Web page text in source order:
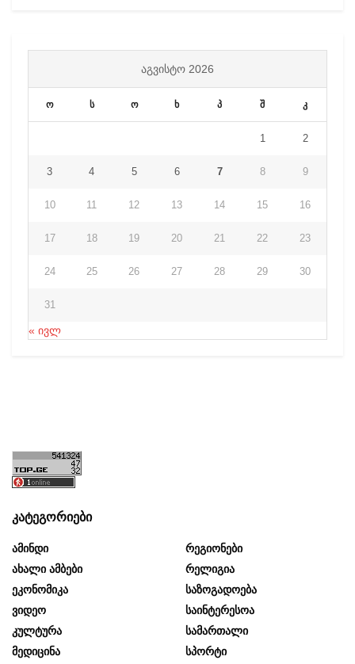
ᲐᲒᲕᲘᲡᲢᲝ 2026
ო ს ო ხ პ შ კ
1 2
3 4 5 6 7 8 9
10 11 12 13 14 15 16
17 18 19 20 21 22 23
24 25 26 27 28 29 30
31
« ივლ
კატეგორიები
Ამინდი
Ახალი Ამბები
Ეკონომიკა
Ვიდეო
Კულტურა
Მედიცინა
Რეგიონები
Რელიგია
Საზოგადოება
Საინტერესოა
Სამართალი
Სპორტი